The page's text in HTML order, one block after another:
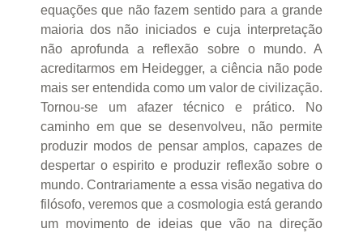
equações que não fazem sentido para a grande
maioria dos não iniciados e cuja interpretação
não aprofunda a reflexão sobre o mundo. A
acreditarmos em Heidegger, a ciência não pode
mais ser entendida como um valor de civilização.
Tornou-se um afazer técnico e prático. No
caminho em que se desenvolveu, não permite
produzir modos de pensar amplos, capazes de
despertar o espirito e produzir reflexão sobre o
mundo. Contrariamente a essa visão negativa do
filósofo, veremos que a cosmologia está gerando
um movimento de ideias que vão na direção